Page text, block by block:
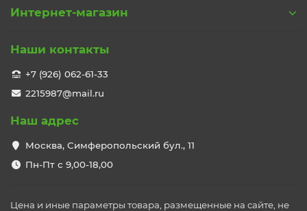
Интернет-магазин
Наши контакты
+7 (926) 062-61-33
2215987@mail.ru
Наш адрес
Москва, Симферопольский бул., 11
Пн-Пт с 9,00-18,00
Цена и иные параметры товара, размещенные на сайте, не